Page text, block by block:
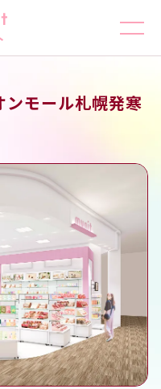
モール札幌発寒